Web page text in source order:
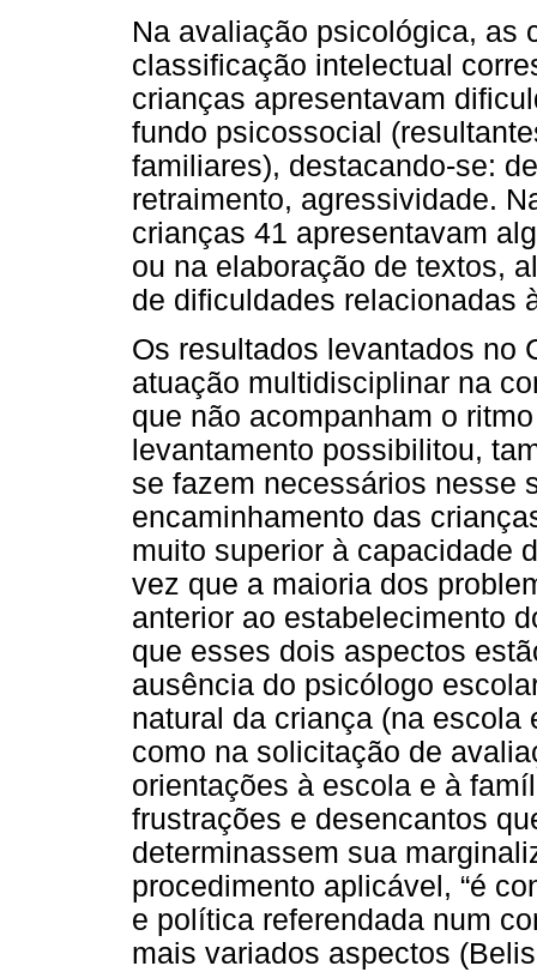
Na avaliação psicológica, as
classificação intelectual
crianças apresentavam
fundo psicossocial
familiares), destacando-se:
retraimento, agressividade.
crianças 41 apresentavam
ou na elaboração de textos,
de dificuldades relacionadas
Os resultados levantados no
atuação multidisciplinar na
que não acompanham o
levantamento possibilitou,
se fazem necessários nesse
encaminhamento das
muito superior à capacidade
vez que a maioria dos
anterior ao estabelecimento
que esses dois aspectos
ausência do psicólogo
natural da criança (na
como na solicitação de
orientações à escola e à
frustrações e desencantos
determinassem sua
procedimento aplicável, “é
e política referendada num
mais variados aspectos